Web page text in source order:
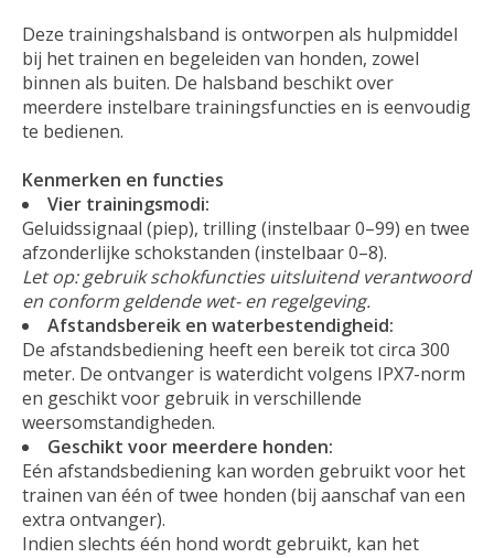
Deze trainingshalsband is ontworpen als hulpmiddel
bij het trainen en begeleiden van honden, zowel
binnen als buiten. De halsband beschikt over
meerdere instelbare trainingsfuncties en is eenvoudig
te bedienen.
Kenmerken en functies
Vier trainingsmodi:
Geluidssignaal (piep), trilling (instelbaar 0–99) en twee
afzonderlijke schokstanden (instelbaar 0–8).
Let op: gebruik schokfuncties uitsluitend verantwoord
en conform geldende wet- en regelgeving.
Afstandsbereik en waterbestendigheid:
De afstandsbediening heeft een bereik tot circa 300
meter. De ontvanger is waterdicht volgens IPX7-norm
en geschikt voor gebruik in verschillende
weersomstandigheden.
Geschikt voor meerdere honden:
Eén afstandsbediening kan worden gebruikt voor het
trainen van één of twee honden (bij aanschaf van een
extra ontvanger).
Indien slechts één hond wordt gebruikt, kan het